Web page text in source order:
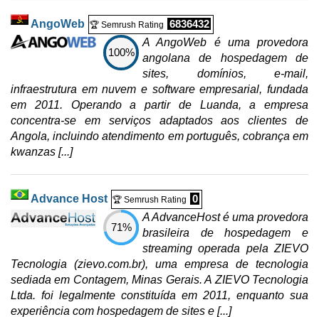
AngoWeb 🏆 Semrush Rating 6836432
100%
A AngoWeb é uma provedora
angolana de hospedagem de
sites, domínios, e-mail,
infraestrutura em nuvem e software empresarial, fundada
em 2011. Operando a partir de Luanda, a empresa
concentra-se em serviços adaptados aos clientes de
Angola, incluindo atendimento em português, cobrança em
kwanzas [...]
Advance Host 🏆 Semrush Rating 0
71%
A AdvanceHost é uma provedora
brasileira de hospedagem e
streaming operada pela ZIEVO
Tecnologia (zievo.com.br), uma empresa de tecnologia
sediada em Contagem, Minas Gerais. A ZIEVO Tecnologia
Ltda. foi legalmente constituída em 2011, enquanto sua
experiência com hospedagem de sites e [...]